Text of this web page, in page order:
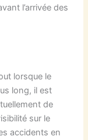
l’arrivée des
lorsque le
long, il est
de
sur le
accidents en